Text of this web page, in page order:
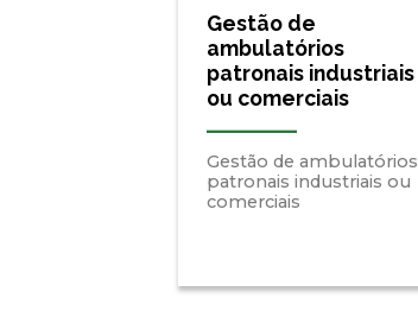
Gestão de
ambulatórios
patronais industriais
ou comerciais
Gestão de ambulatórios
patronais industriais ou
comerciais